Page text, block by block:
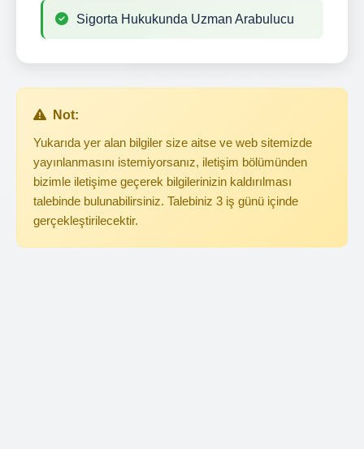
Sigorta Hukukunda Uzman Arabulucu
Not:
Yukarıda yer alan bilgiler size aitse ve web sitemizde
yayınlanmasını istemiyorsanız, iletişim bölümünden
bizimle iletişime geçerek bilgilerinizin kaldırılması
talebinde bulunabilirsiniz. Talebiniz 3 iş günü içinde
gerçekleştirilecektir.